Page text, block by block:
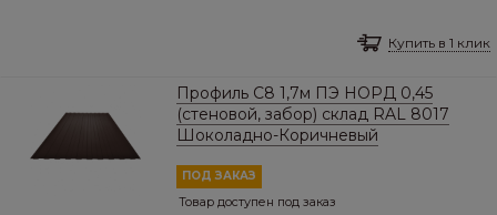
Купить в 1 клик
Профиль С8 1,7м ПЭ НОРД 0,45
(стеновой, забор) склад RAL 8017
Шоколадно-Коричневый
ПОД ЗАКАЗ
Товар доступен под заказ